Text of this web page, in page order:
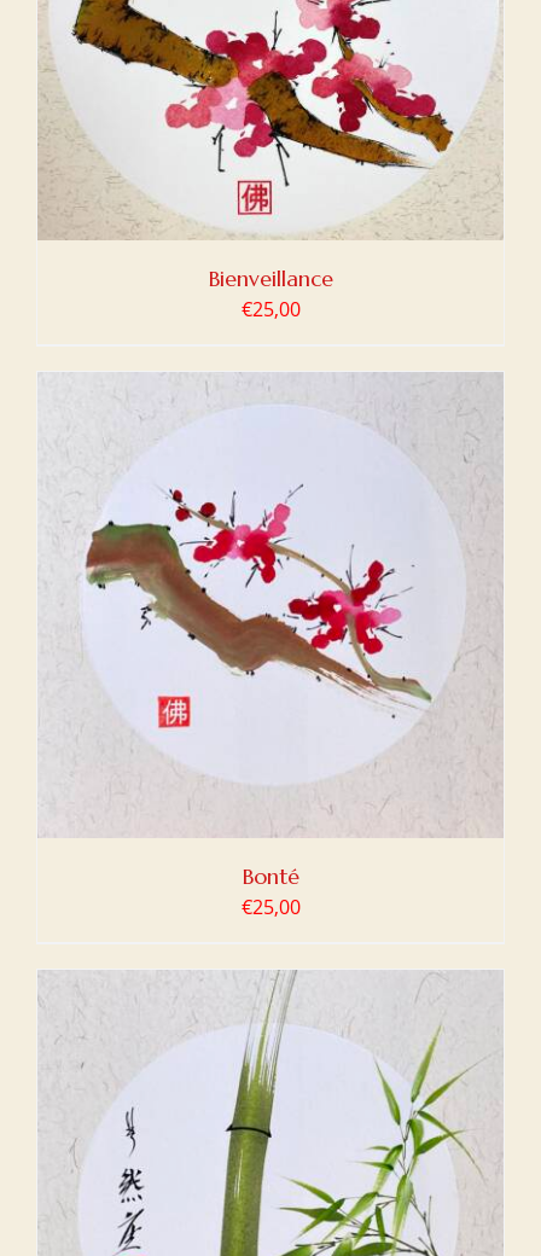
Bienveillance
€25,00
Bonté
€25,00